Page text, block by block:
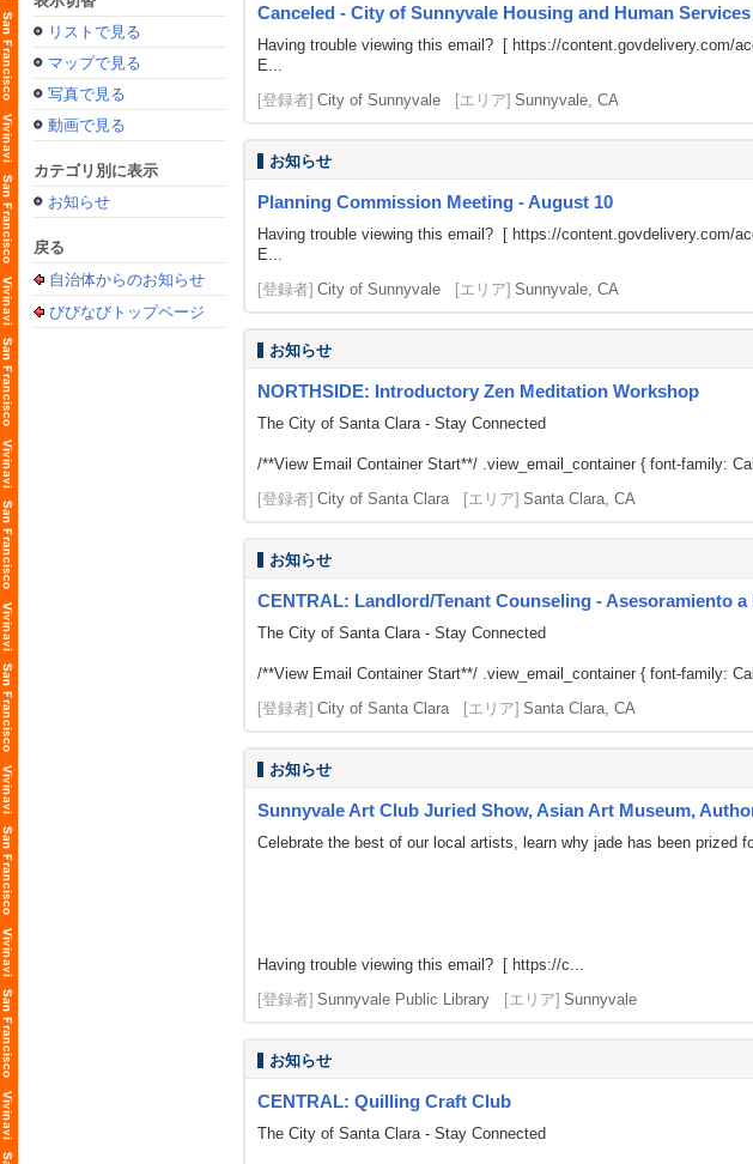
リストで見る
マップで見る
写真で見る
動画で見る
カテゴリ別に表示
お知らせ
戻る
自治体からのお知らせ
びびなびトップページ
Canceled - City of Sunnyvale Housing and Human
Having trouble viewing this email? [ https://content.govdelivery.com/
E...
[登録者] City of Sunnyvale [エリア] Sunnyvale, CA
お知らせ
Planning Commission Meeting - August 10
Having trouble viewing this email? [ https://content.govdelivery.com/
E...
[登録者] City of Sunnyvale [エリア] Sunnyvale, CA
お知らせ
NORTHSIDE: Introductory Zen Meditation Workshop
The City of Santa Clara - Stay Connected
/**View Email Container Start**/ .view_email_container { font-family:
[登録者] City of Santa Clara [エリア] Santa Clara, CA
お知らせ
CENTRAL: Landlord/Tenant Counseling - Asesoramiento a
The City of Santa Clara - Stay Connected
/**View Email Container Start**/ .view_email_container { font-family:
[登録者] City of Santa Clara [エリア] Santa Clara, CA
お知らせ
Sunnyvale Art Club Juried Show, Asian Art Museum,
Celebrate the best of our local artists, learn why jade has been prized
Having trouble viewing this email? [ https://c...
[登録者] Sunnyvale Public Library [エリア] Sunnyvale
お知らせ
CENTRAL: Quilling Craft Club
The City of Santa Clara - Stay Connected